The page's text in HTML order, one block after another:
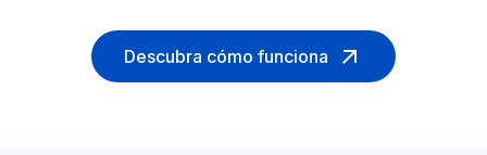
Descubra cómo funciona